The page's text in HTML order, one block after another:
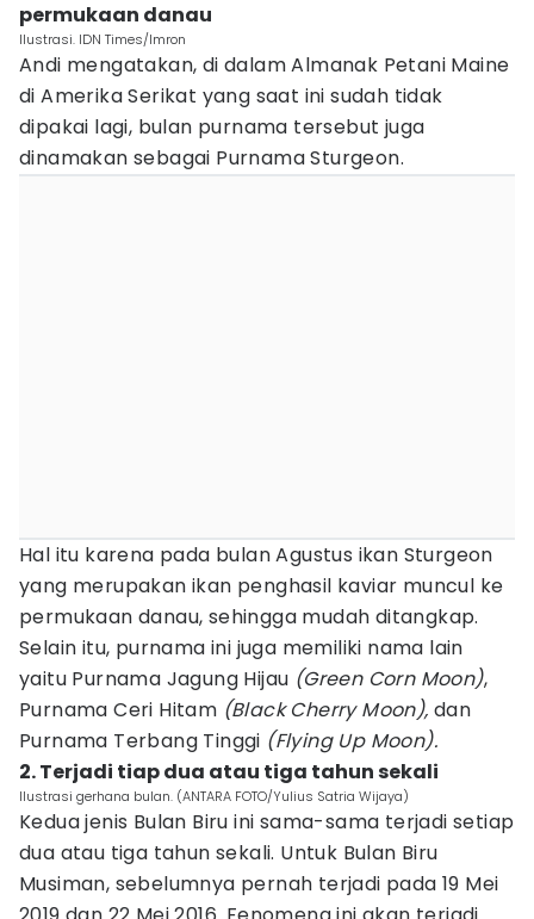
permukaan danau
Ilustrasi. IDN Times/Imron
Andi mengatakan, di dalam Almanak Petani Maine
di Amerika Serikat yang saat ini sudah tidak
dipakai lagi, bulan purnama tersebut juga
dinamakan sebagai Purnama Sturgeon.
Hal itu karena pada bulan Agustus ikan Sturgeon
yang merupakan ikan penghasil kaviar muncul ke
permukaan danau, sehingga mudah ditangkap.
Selain itu, purnama ini juga memiliki nama lain
yaitu Purnama Jagung Hijau (Green Corn Moon),
Purnama Ceri Hitam (Black Cherry Moon), dan
Purnama Terbang Tinggi (Flying Up Moon).
2. Terjadi tiap dua atau tiga tahun sekali
Ilustrasi gerhana bulan. (ANTARA FOTO/Yulius Satria Wijaya)
Kedua jenis Bulan Biru ini sama-sama terjadi setiap
dua atau tiga tahun sekali. Untuk Bulan Biru
Musiman, sebelumnya pernah terjadi pada 19 Mei